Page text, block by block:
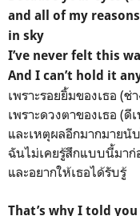
and all of my
in sky
I’ve never felt this
And I can’t hold it
เพราะรอยยิ้มของเธอ (ช่
เพราะดวงตาของเธอ (ดี
และเหตุผลอีกมากมายนั
ฉันไม่เคยรู้สึกแบบนี้มาก่
และอยากให้เธอได้รับรู้
That’s why I told